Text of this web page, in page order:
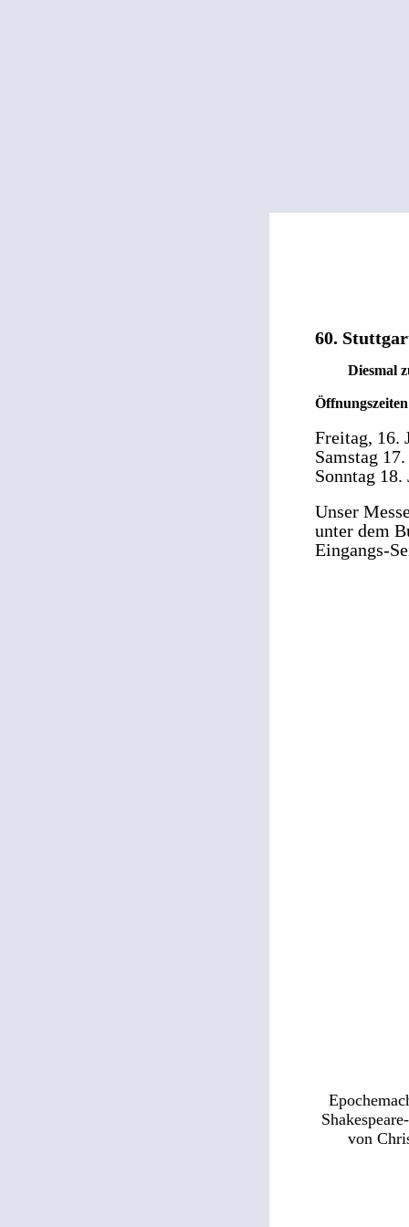
60.
Diesmal zu
Freitag, 16.
Samstag
Sonntag
Unser
unter dem
Eingangs-
von